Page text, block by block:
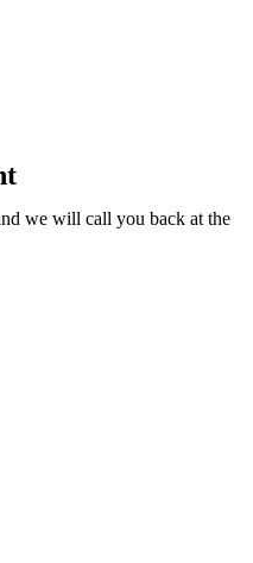
we will call you back at the